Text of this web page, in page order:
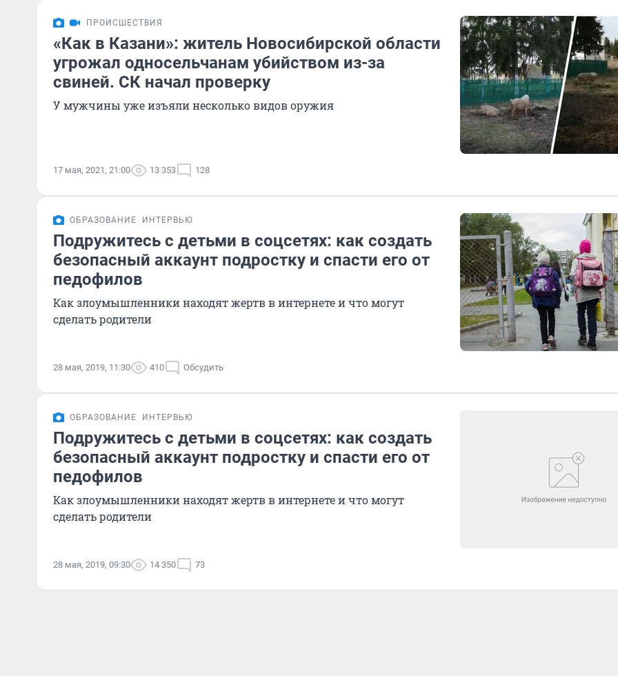
ПРОИСШЕСТВИЯ
«Как в Казани»: житель Новосибирской области
угрожал односельчанам убийством из-за
свиней. СК начал проверку
У мужчины уже изъяли несколько видов оружия
17 мая, 2021, 21:00 13 353 128
ОБРАЗОВАНИЕ ИНТЕРВЬЮ
Подружитесь с детьми в соцсетях: как создать
безопасный аккаунт подростку и спасти его от
педофилов
Как злоумышленники находят жертв в интернете и что могут
сделать родители
28 мая, 2019, 11:30 410 Обсудить
ОБРАЗОВАНИЕ ИНТЕРВЬЮ
Подружитесь с детьми в соцсетях: как создать
безопасный аккаунт подростку и спасти его от
педофилов
Как злоумышленники находят жертв в интернете и что могут
сделать родители
28 мая, 2019, 09:30 14 350 73